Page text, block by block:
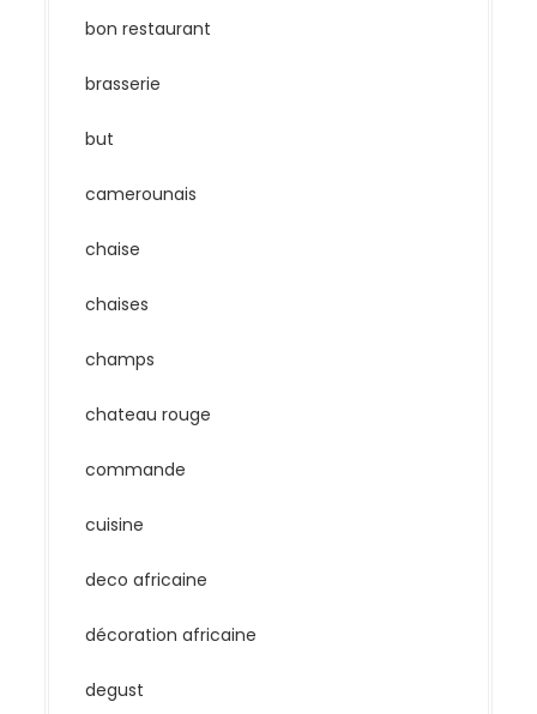
bon restaurant
brasserie
but
camerounais
chaise
chaises
champs
chateau rouge
commande
cuisine
deco africaine
décoration africaine
degust